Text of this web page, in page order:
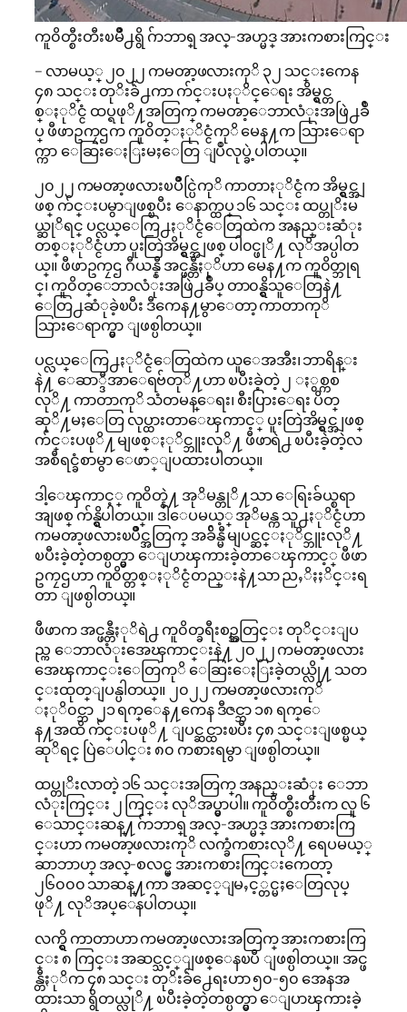
ကူ၀ိတ္စီးတီးၿမိဳ႕ရွိ ဂ်ာဘာရ္ အလ္-အဟ္မဒ္ အားကစားကြင္း
– လာမယ့္ ၂၀၂၂ ကမၻာ့ဖလားကုိ ၃၂ သင္းကေန
၄၈ သင္း တုိးခ်ဲ႕ကာ က်င္းပႏုိင္ေရး အိမ္ရွင္တ
စ္ႏုိင္ငံ ထပ္ရဖုိ႔အတြက္ ကမၻာ့ေဘာလံုးအဖြဲ႕ခ်ဳ
ပ္ ဖီဖာဥကၠဌက ကူ၀ိတ္ႏုိင္ငံကုိ မေန႔က သြားေရာ
က္ကာ ေဆြးေႏြးမႈေတြ ျပဳလုပ္ခဲ့ပါတယ္။
၂၀၂၂ ကမၻာ့ဖလားၿပိဳင္ပြဲကုိ ကာတာႏုိင္ငံက အိမ္ရွင္အျ
ဖစ္ က်င္းပမွာျဖစ္ၿပီး ေနာက္ထပ္ ၁၆ သင္း ထပ္တုိးမ
ယ္ဆုိရင္ ပင္လယ္ေကြ႕ႏုိင္ငံေတြထဲက အနည္းဆံုး
တစ္ႏုိင္ငံဟာ ပူးတြဲအိမ္ရွင္အျဖစ္ ပါ၀င္ဖုိ႔ လုိအပ္ပါတ
ယ္။ ဖီဖာဥကၠဌ ဂီယန္နီ အင္ဖန္တီႏုိဟာ မေန႔က ကူ၀ိတ္ဘုရ
င္၊ ကူ၀ိတ္ေဘာလံုးအဖြဲ႕ခ်ဳပ္ တာ၀န္ရွိသူေတြနဲ႔
ေတြ႕ဆံုခဲ့ၿပီး ဒီကေန႔မွာေတာ့ ကာတာကုိ
သြားေရာက္မွာ ျဖစ္ပါတယ္။
ပင္လယ္ေကြ႕ႏုိင္ငံေတြထဲက ယူေအအီး၊ ဘာရိန္း
နဲ႔ ေဆာ္ဒီအာေရဗ်တုိ႔ဟာ ၿပီးခဲ့တဲ့ ၂ ႏွစ္ကစ
လုိ႔ ကာတာကုိ သံတမန္ေရး၊ စီးပြားေရး ပိတ္
ဆုိ႔မႈေတြ လုပ္ထားတာေၾကာင့္ ပူးတြဲအိမ္ရွင္အျဖစ္
က်င္းပဖုိ႔ မျဖစ္ႏုိင္ဘူးလုိ႔ ဖီဖာရဲ႕ ၿပီးခဲ့တဲ့လ
အစီရင္ခံစာမွာ ေဖာ္ျပထားပါတယ္။
ဒါ့ေၾကာင့္ ကူ၀ိတ္နဲ႔ အုိမန္တုိ႔သာ ေရြးခ်ယ္စရာ
အျဖစ္ က်န္ရွိပါတယ္။ ဒါေပမယ့္ အုိမန္က သူ႕ႏုိင္ငံဟာ
ကမၻာ့ဖလားၿပိဳင္အတြက္ အခ်ိန္မီ မျပင္ဆင္ႏုိင္ဘူးလုိ႔
ၿပီးခဲ့တဲ့တစ္ပတ္မွာ ေျပာၾကားခဲ့တာေၾကာင့္ ဖီဖာ
ဥကၠဌဟာ ကူ၀ိတ္တစ္ႏုိင္ငံတည္းနဲ႔သာ ညႇိႏႈိင္းရ
တာ ျဖစ္ပါတယ္။
ဖီဖာက အင္ဖန္တီႏုိရဲ႕ ကူ၀ိတ္ခရီးစဥ္အတြင္း တုိင္းျပ
ည္က ေဘာလံုးအေၾကာင္းနဲ႔ ၂၀၂၂ ကမၻာ့ဖလား
အေၾကာင္းေတြကုိ ေဆြးေႏြးခဲ့တယ္လို႔ သတ
င္းထုတ္ျပန္ပါတယ္။ ၂၀၂၂ ကမၻာ့ဖလားကုိ
ႏုိ၀င္ဘာ ၂၁ ရက္ေန႔ကေန ဒီဇင္ဘာ ၁၈ ရက္ေ
န႔အထိ က်င္းပဖုိ႔ ျပင္ဆင္ထားၿပီး ၄၈ သင္းျဖစ္မယ္
ဆုိရင္ ပြဲေပါင္း ၈၀ ကစားရမွာ ျဖစ္ပါတယ္။
ထပ္တုိးလာတဲ့ ၁၆ သင္းအတြက္ အနည္းဆံုး ေဘာ
လံုးကြင္း ၂ ကြင္း လုိအပ္မွာပါ။ ကူ၀ိတ္စီးတီးက လူ ၆
ေသာင္းဆန္႔ ဂ်ာဘာရ္ အလ္-အဟ္မဒ္ အားကစားကြ
င္းဟာ ကမၻာ့ဖလားကုိ လက္ခံကစားလုိ႔ ရေပမယ့္
ဆာဘာဟ္ အလ္-စလင္မ္ အားကစားကြင္းကေတာ့
၂၆၀၀၀ သာဆန္႔ကာ အဆင့္ျမႇင့္တင္မႈေတြလုပ္
ဖုိ႔ လုိအပ္ေနပါတယ္။
လက္ရွိ ကာတာဟာ ကမၻာ့ဖလားအတြက္ အားကစားကြ
င္း ၈ ကြင္း အဆင္သင့္ျဖစ္ေနၿပီ ျဖစ္ပါတယ္။ အင္ဖ
န္တီႏုိက ၄၈ သင္း တုိးခ်ဲ႕ေရးဟာ ၅၀-၅၀ အေနအ
ထားသာ ရွိတယ္လုိ႔ ၿပီးခဲ့တဲ့တစ္ပတ္မွာ ေျပာၾကားခဲ့